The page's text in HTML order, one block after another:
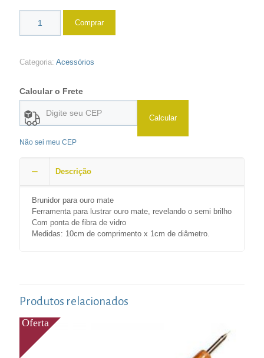
Comprar
Categoria: Acessórios
Calcular o Frete
Calcular
Não sei meu CEP
Descrição
Brunidor para ouro mate
Ferramenta para lustrar ouro mate, revelando o semi brilho
Com ponta de fibra de vidro
Medidas: 10cm de comprimento x 1cm de diâmetro.
Produtos relacionados